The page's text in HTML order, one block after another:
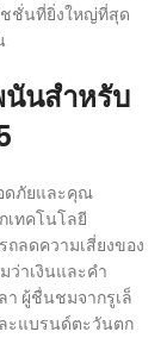
ชั่นที่ยิ่งใหญ่ที่สุด
นันสำหรับ
ดภัยและคุณ
เทคโนโลยี
ลดความเสี่ยงของ
ว่าเงินและคำ
ผู้ชื่นชมจากรูเล็
ะแบรนด์ตะวันตก